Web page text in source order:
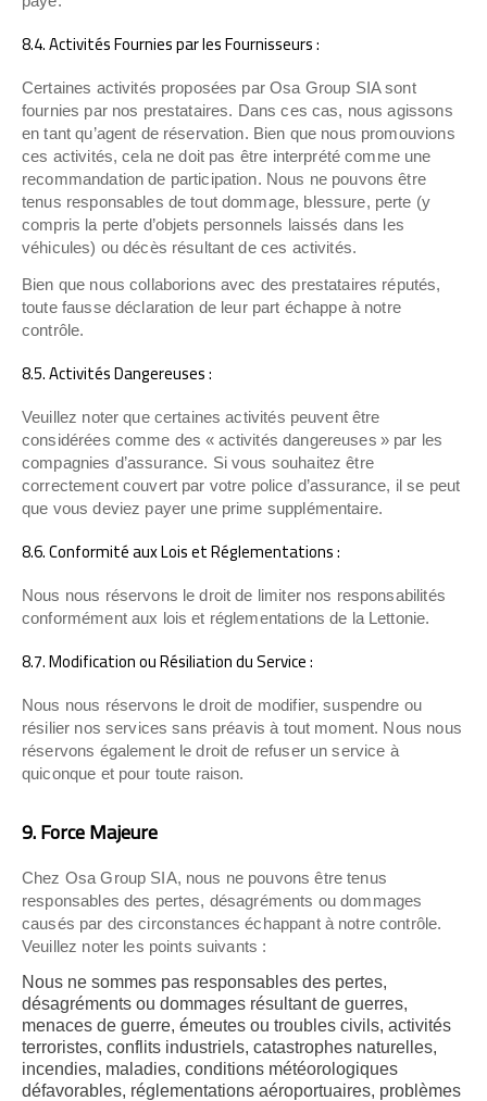
8.4. Activités Fournies par les Fournisseurs :
Certaines activités proposées par Osa Group SIA sont
fournies par nos prestataires. Dans ces cas, nous agissons
en tant qu’agent de réservation. Bien que nous promouvions
ces activités, cela ne doit pas être interprété comme une
recommandation de participation. Nous ne pouvons être
tenus responsables de tout dommage, blessure, perte (y
compris la perte d’objets personnels laissés dans les
véhicules) ou décès résultant de ces activités.
Bien que nous collaborions avec des prestataires réputés,
toute fausse déclaration de leur part échappe à notre
contrôle.
8.5. Activités Dangereuses :
Veuillez noter que certaines activités peuvent être
considérées comme des « activités dangereuses » par les
compagnies d’assurance. Si vous souhaitez être
correctement couvert par votre police d’assurance, il se peut
que vous deviez payer une prime supplémentaire.
8.6. Conformité aux Lois et Réglementations :
Nous nous réservons le droit de limiter nos responsabilités
conformément aux lois et réglementations de la Lettonie.
8.7. Modification ou Résiliation du Service :
Nous nous réservons le droit de modifier, suspendre ou
résilier nos services sans préavis à tout moment. Nous nous
réservons également le droit de refuser un service à
quiconque et pour toute raison.
9. Force Majeure
Chez Osa Group SIA, nous ne pouvons être tenus
responsables des pertes, désagréments ou dommages
causés par des circonstances échappant à notre contrôle.
Veuillez noter les points suivants :
Nous ne sommes pas responsables des pertes,
désagréments ou dommages résultant de guerres,
menaces de guerre, émeutes ou troubles civils, activités
terroristes, conflits industriels, catastrophes naturelles,
incendies, maladies, conditions météorologiques
défavorables, réglementations aéroportuaires, problèmes